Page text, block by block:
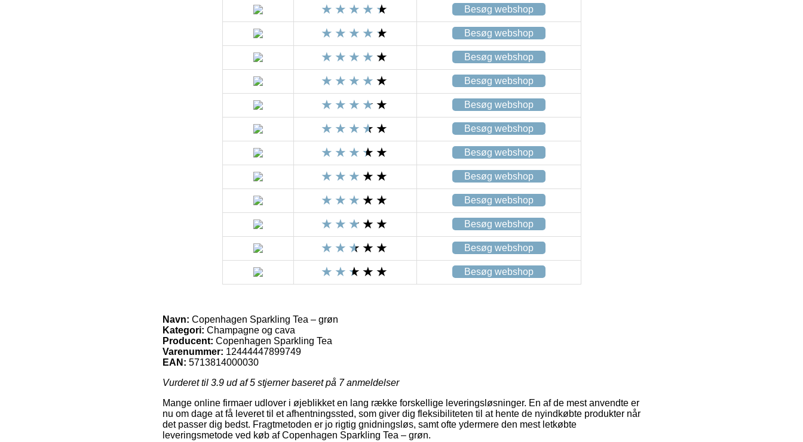
Besøg webshop
Besøg webshop
Besøg webshop
Besøg webshop
Besøg webshop
Besøg webshop
Besøg webshop
Besøg webshop
Besøg webshop
Besøg webshop
Besøg webshop
Besøg webshop
Navn: Copenhagen Sparkling Tea – grøn
Kategori: Champagne og cava
Producent: Copenhagen Sparkling Tea
Varenummer: 12444447899749
EAN: 5713814000030
Vurderet til 3.9 ud af 5 stjerner baseret på 7anmeldelser
Mange online firmaer udlover i øjeblikket en lang række forskellige leveringsløsninger. En af de mest anvendte er
nu om dage at få leveret til et afhentningssted, som giver dig fleksibiliteten til at hente de nyindkøbte produkter når
det passer dig bedst. Fragtmetoden er jo rigtig gnidningsløs, samt ofte ydermere den mest letkøbte
leveringsmetode ved køb af Copenhagen Sparkling Tea – grøn.